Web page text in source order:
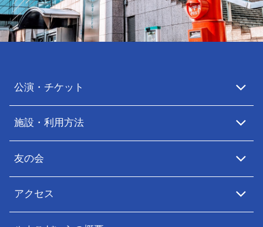
公演・チケット
施設・利用方法
友の会
アクセス